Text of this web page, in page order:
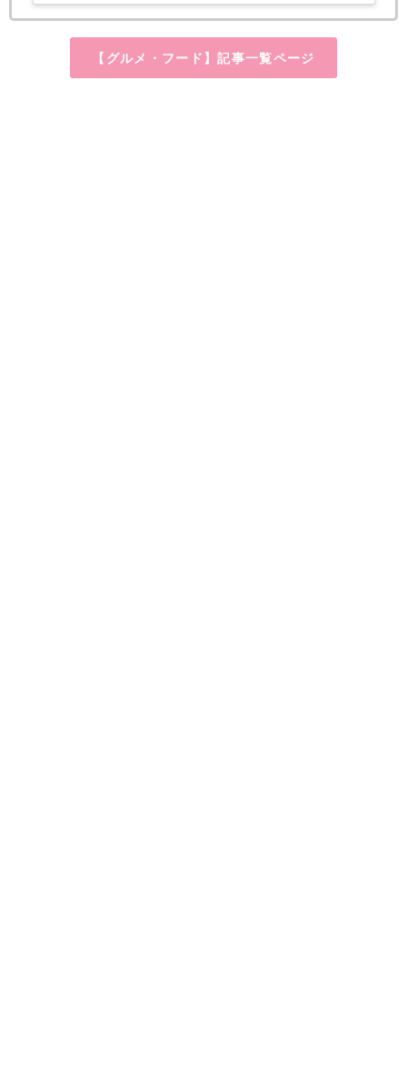
【グルメ・フード】記事一覧ページ